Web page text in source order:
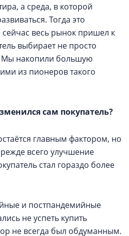
а среда, в которой
Тогда это
весь рынок пришел к
выбирает не просто
Мы накопили большую
из пионеров такого
сам покупатель?
главным фактором, но
всего улучшение
стал гораздо более
и постпандемийные
не успеть купить
не всегда был обдуманным.